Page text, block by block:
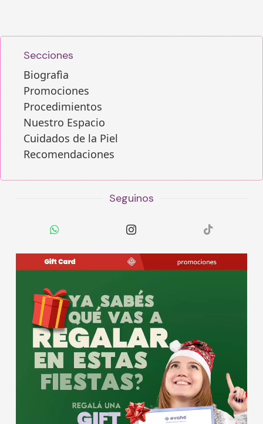
Secciones
Biografìa
Promociones
Procedimientos
Nuestro Espacio
Cuidados de la Piel
Recomendaciones
Seguinos